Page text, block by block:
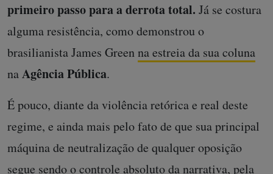
primeiro passo para a derrota total. Já se costura
alguma resistência, como demonstrou o
brasilianista James Greenna estreia da sua coluna
naAgência Pública.
É pouco, diante da violência retórica e real deste
regime, e ainda mais pelo fato de que sua principal
máquina de neutralização de qualquer oposição
segue sendo o controle absoluto da narrativa, pela